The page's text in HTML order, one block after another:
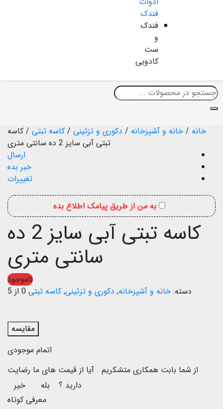
فندک
فندک
و
ست
کادویی
خانه / خانه و آشپزخانه / دکوری و تزئینی / کاسه تبتی / کاسه
تبتی آبی سایز 2 ده سانتی متری
ارسال
خبر بده
تغییرات
به من از طریق پیامک اطلاع بده
کاسه تبتی آبی سایز 2 ده
سانتی متری
ناموجود
دسته: خانه و آشپزخانه, دکوری و تزئینی, کاسه تبتی 0 از 5
مقایسه
اتمام موجودی
از شما بابت همکاری متشکریم . آیا از قیمت های ما رضایت
دارید ؟
بله
خیر
معرفی کوتاه